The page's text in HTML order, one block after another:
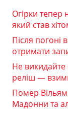
Огірки тепер
який став
Після погоні
отримати
Не викидайте
реліш —
Помер
Мадонни та